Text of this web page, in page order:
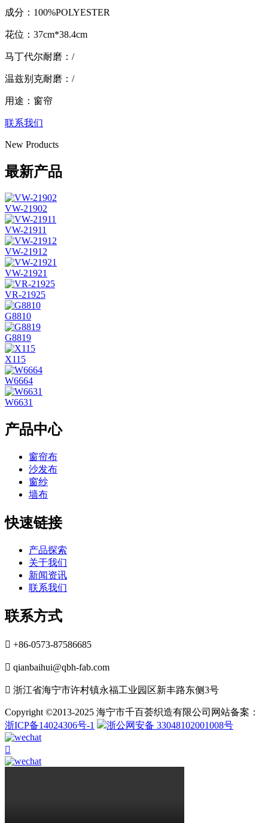
成分：100%POLYESTER
花位：37cm*38.4cm
马丁代尔耐磨：/
温兹别克耐磨：/
用途：窗帘
联系我们
New Products
最新产品
VW-21902
VW-21911
VW-21912
VW-21921
VR-21925
G8810
G8819
X115
W6664
W6631
产品中心
窗帘布
沙发布
窗纱
墙布
快速链接
产品探索
关于我们
新闻资讯
联系我们
联系方式
 +86-0573-87586685
 qianbaihui@qbh-fab.com
 浙江省海宁市许村镇永福工业园区新丰路东侧3号
Copyright ©2013-2025 海宁市千百荟织造有限公司网站备案：
浙ICP备14024306号-1
浙公网安备 33048102001008号
